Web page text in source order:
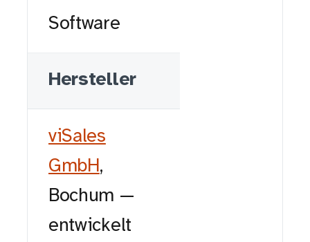
Software
Hersteller
viSales
GmbH,
Bochum —
entwickelt